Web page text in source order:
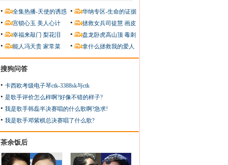
全集热播-天使的诱惑
华纳专区-生命的证据
宫锁心玉 美人心计 拯救女兵司徒慧 画皮
幸福来敲门 梨花泪 盘龙卧虎高山顶 毒刺
能人冯天贵 家常菜 拿什么拯救我的爱人
搜狗问答
卡西欧考级电子琴ctk-3388sk与ctk
是歌手评价怎么样啊?好像不错的样子?
我是歌手韩磊半决赛唱的什么歌啊?急求!
我是歌手邓紫棋总决赛唱了什么歌?
茶余饭后